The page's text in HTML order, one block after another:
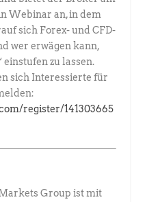
Webinar an, in dem
sich Forex- und CFD-
wer erwägen kann,
einstufen zu lassen.
sich Interessierte für
register/141303665
Group ist mit